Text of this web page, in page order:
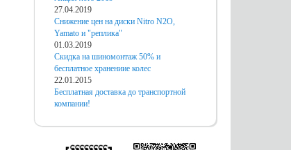
27.04.2019
Снижение цен на диски Nitro N2O,
Yamato и "реплика"
01.03.2019
Скидка на шиномонтаж 50% и
бесплатное хранениие колес
22.01.2015
Бесплатная доставка до транспортной
компании!